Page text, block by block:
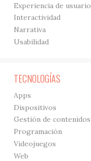
Experiencia de usuario
Interactividad
Narrativa
Usabilidad
TECNOLOGÍAS
Apps
Dispositivos
Gestión de contenidos
Programación
Videojuegos
Web